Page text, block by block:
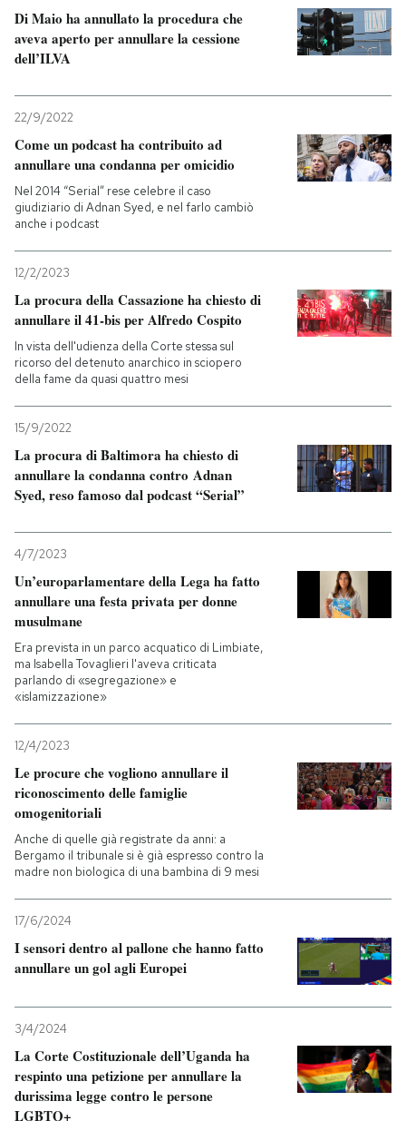
Di Maio ha annullato la procedura che
aveva aperto per annullare la cessione
dell’ILVA
22/9/2022
Come un podcast ha contribuito ad
annullare una condanna per omicidio
Nel 2014 “Serial” rese celebre il caso
giudiziario di Adnan Syed, e nel farlo cambiò
anche i podcast
12/2/2023
La procura della Cassazione ha chiesto di
annullare il 41-bis per Alfredo Cospito
In vista dell'udienza della Corte stessa sul
ricorso del detenuto anarchico in sciopero
della fame da quasi quattro mesi
15/9/2022
La procura di Baltimora ha chiesto di
annullare la condanna contro Adnan
Syed, reso famoso dal podcast “Serial”
4/7/2023
Un’europarlamentare della Lega ha fatto
annullare una festa privata per donne
musulmane
Era prevista in un parco acquatico di Limbiate,
ma Isabella Tovaglieri l'aveva criticata
parlando di «segregazione» e
«islamizzazione»
12/4/2023
Le procure che vogliono annullare il
riconoscimento delle famiglie
omogenitoriali
Anche di quelle già registrate da anni: a
Bergamo il tribunale si è già espresso contro la
madre non biologica di una bambina di 9 mesi
17/6/2024
I sensori dentro al pallone che hanno fatto
annullare un gol agli Europei
3/4/2024
La Corte Costituzionale dell’Uganda ha
respinto una petizione per annullare la
durissima legge contro le persone
LGBTQ+